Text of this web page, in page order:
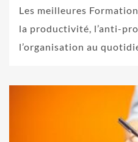
Les meilleures
la productivité, l’anti-
l’organisation au